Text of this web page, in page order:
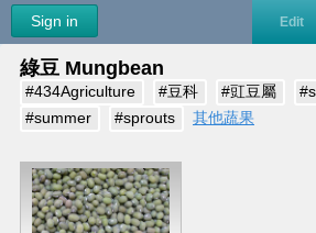
Sign in Edit
綠豆 Mungbean
#434Agriculture #豆科 #豇豆屬
#summer
#sprouts 其他蔬果